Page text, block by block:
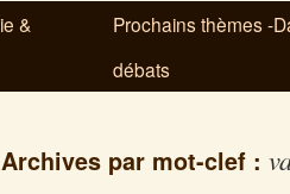
&
Prochains thèmes -
débats
Archives par mot-clef :